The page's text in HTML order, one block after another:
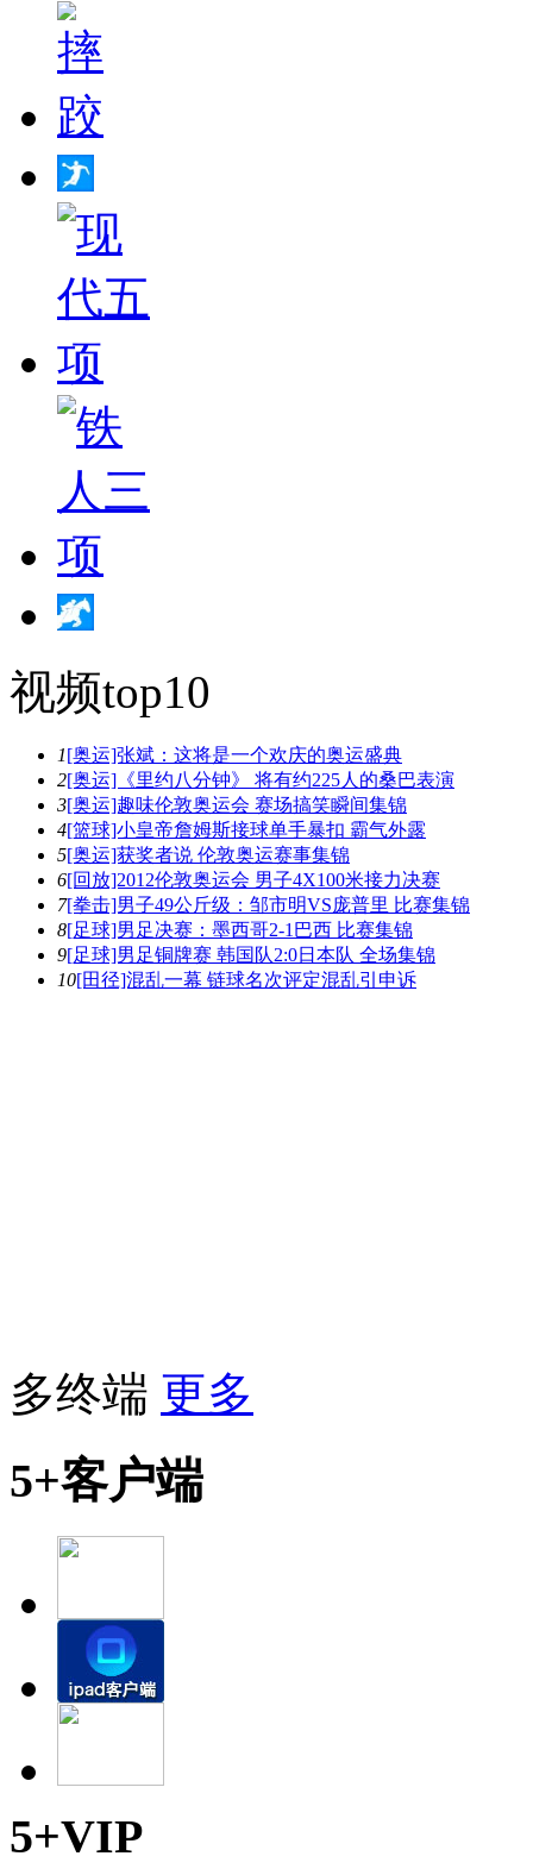
视频top10
1[奥运]张斌：这将是一个欢庆的奥运盛典
2[奥运]《里约八分钟》 将有约225人的桑巴表演
3[奥运]趣味伦敦奥运会 赛场搞笑瞬间集锦
4[篮球]小皇帝詹姆斯接球单手暴扣 霸气外露
5[奥运]获奖者说 伦敦奥运赛事集锦
6[回放]2012伦敦奥运会 男子4X100米接力决赛
7[拳击]男子49公斤级：邹市明VS庞普里 比赛集锦
8[足球]男足决赛：墨西哥2-1巴西 比赛集锦
9[足球]男足铜牌赛 韩国队2:0日本队 全场集锦
10[田径]混乱一幕 链球名次评定混乱引申诉
多终端 更多
5+客户端
5+VIP